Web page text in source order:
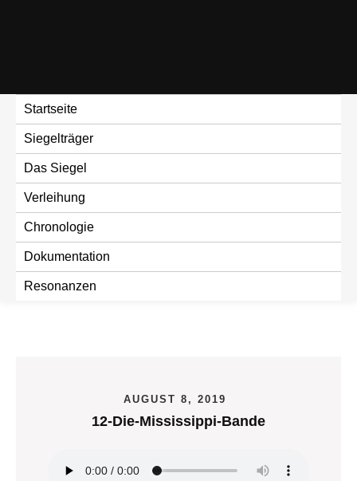
Startseite
Siegelträger
Das Siegel
Verleihung
Chronologie
Dokumentation
Resonanzen
AUGUST 8, 2019
12-Die-Mississippi-Bande